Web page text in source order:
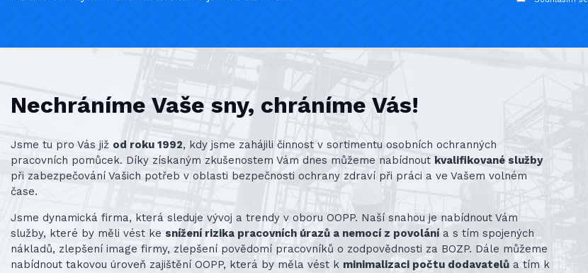
Nechráníme Vaše sny, chráníme Vás!
Jsme tu pro Vás již od roku 1992, kdy jsme zahájili činnost v sortimentu osobních ochranných
pracovních pomůcek. Díky získaným zkušenostem Vám dnes můžeme nabídnout kvalifikované služby
při zabezpečování Vašich potřeb v oblasti bezpečnosti ochrany zdraví při práci a ve Vašem volném
čase.
Jsme dynamická firma, která sleduje vývoj a trendy v oboru OOPP. Naší snahou je nabídnout Vám
služby, které by měli vést ke snížení rizika pracovních úrazů a nemocí z povolánía s tím spojených
nákladů, zlepšení image firmy, zlepšení povědomí pracovníků o zodpovědnosti za BOZP. Dále můžeme
nabídnout takovou úroveň zajištění OOPP, která by měla vést k minimalizaci počtu dodavatelů a tím k